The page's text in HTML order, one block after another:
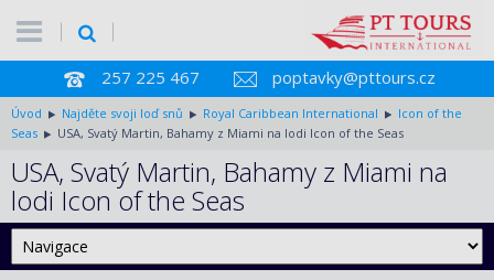
257 225 467 poptavky@pttours.cz
Úvod Najděte svoji loď snů Royal Caribbean International
Icon of the
Seas
USA, Svatý Martin, Bahamy z Miami na lodi Icon of the Seas
USA, Svatý Martin, Bahamy z Miami na
lodi Icon of the Seas